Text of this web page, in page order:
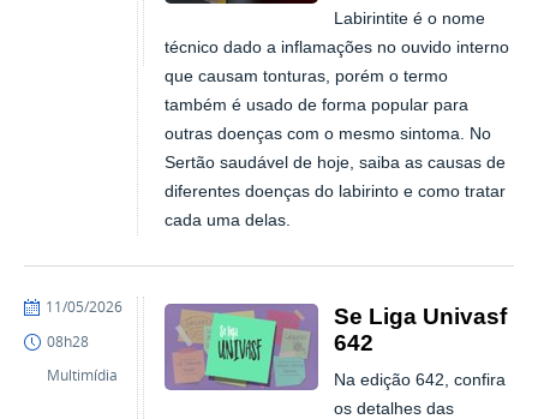
Labirintite é o nome
técnico dado a inflamações no ouvido interno
que causam tonturas, porém o termo
também é usado de forma popular para
outras doenças com o mesmo sintoma. No
Sertão saudável de hoje, saiba as causas de
diferentes doenças do labirinto e como tratar
cada uma delas.
Se Liga Univasf
642
Na edição 642, confira
os detalhes das
publicado
11/05/2026
08h28
Multimídia